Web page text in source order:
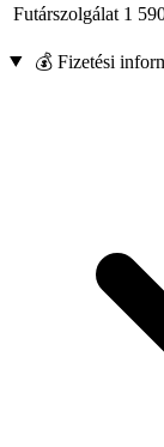
Futárszolgálat 1
💰 Fizetési